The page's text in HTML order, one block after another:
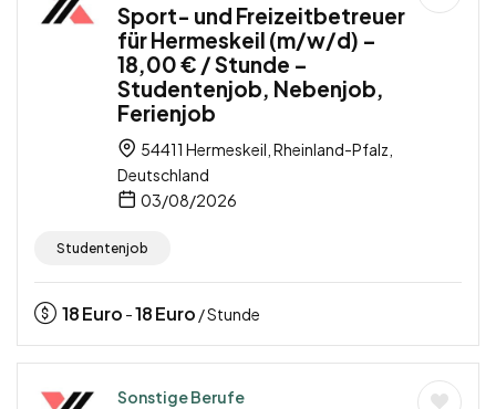
Sport- und Freizeitbetreuer
für Hermeskeil (m/w/d) –
18,00 € / Stunde –
Studentenjob, Nebenjob,
Ferienjob
54411 Hermeskeil, Rheinland-Pfalz,
Deutschland
03/08/2026
Studentenjob
18Euro -18Euro / Stunde
Sonstige Berufe